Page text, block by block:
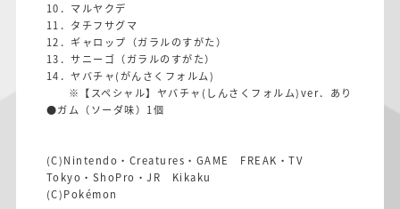
10．マルヤクデ
11．タチフサグマ
12．ギャロップ（ガラルのすがた）
13．サニーゴ（ガラルのすがた）
14．ヤバチャ(がんさくフォルム)
※【スペシャル】ヤバチャ(しんさくフォルム)ver．あり
●ガム（ソーダ味）1個
(C)Nintendo・Creatures・GAME FREAK・TV
Tokyo・ShoPro・JR Kikaku
(C)Pokémon